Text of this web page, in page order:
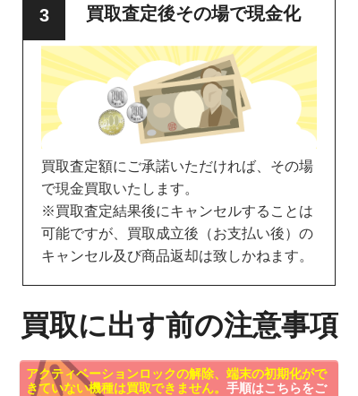
買取査定後その場で現金化
買取査定額にご承諾いただければ、その場
で現金買取いたします。
※買取査定結果後にキャンセルすることは
可能ですが、買取成立後（お支払い後）の
キャンセル及び商品返却は致しかねます。
買取に出す前の注意事項
アクティベーションロックの解除、端末の初期化がで
きていない機種は買取できません。 手順はこちらをご